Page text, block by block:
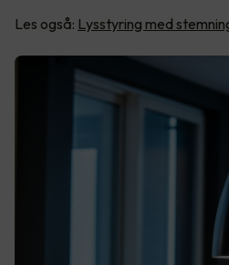
Les også: Lysstyring med